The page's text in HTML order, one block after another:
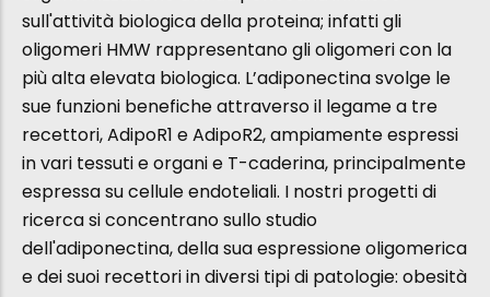
sull'attività biologica della proteina; infatti gli
oligomeri HMW rappresentano gli oligomeri con la
più alta elevata biologica. L’adiponectina svolge le
sue funzioni benefiche attraverso il legame a tre
recettori, AdipoR1 e AdipoR2, ampiamente espressi
in vari tessuti e organi e T-caderina, principalmente
espressa su cellule endoteliali. I nostri progetti di
ricerca si concentrano sullo studio
dell'adiponectina, della sua espressione oligomerica
e dei suoi recettori in diversi tipi di patologie: obesità